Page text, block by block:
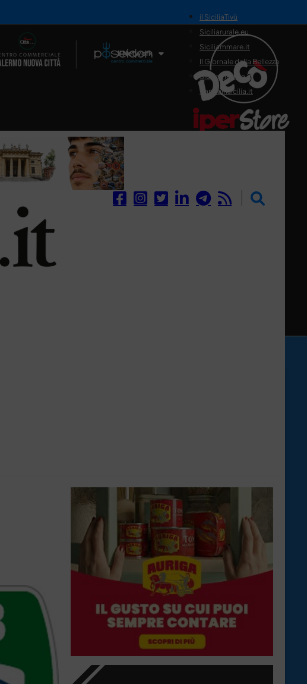
Il Network
il SiciliaTivù
Siciliarurale.eu
Siciliammare.it
Il Giornale della Bellezza
Siciliamedica.it
Sanitainsicilia.it